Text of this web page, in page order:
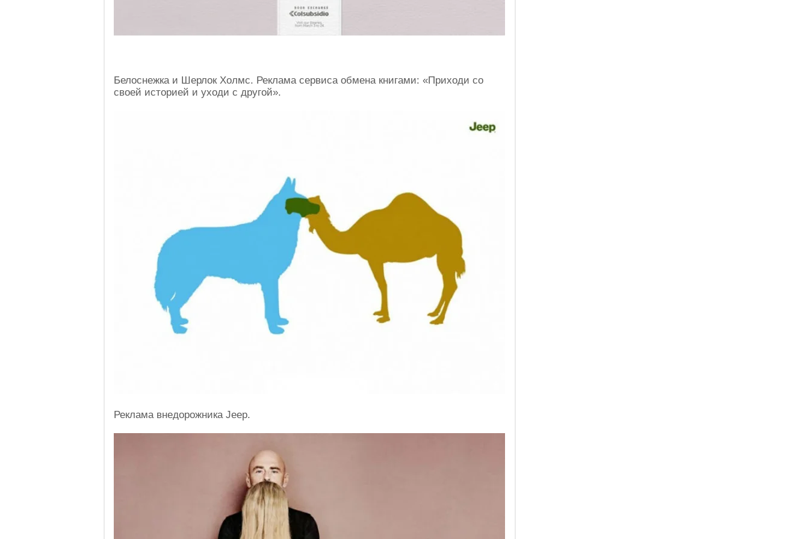
Белоснежка и Шерлок Холмс. Реклама сервиса обмена книгами: «Приходи со
своей историей и уходи с другой».
Реклама внедорожника Jeep.